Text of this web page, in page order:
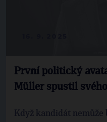
První politický
Müller spustil
Když kandidát nemůže